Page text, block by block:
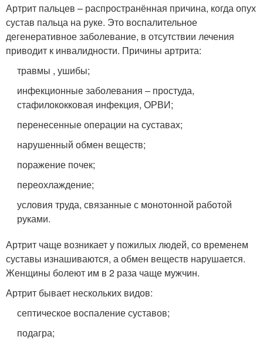
Артрит пальцев – распространённая причина, когда опух
сустав пальца на руке. Это воспалительное
дегенеративное заболевание, в отсутствии лечения
приводит к инвалидности. Причины артрита:
травмы , ушибы;
инфекционные заболевания – простуда,
стафилококковая инфекция, ОРВИ;
перенесенные операции на суставах;
нарушенный обмен веществ;
поражение почек;
переохлаждение;
условия труда, связанные с монотонной работой
руками.
Артрит чаще возникает у пожилых людей, со временем
суставы изнашиваются, а обмен веществ нарушается.
Женщины болеют им в 2 раза чаще мужчин.
Артрит бывает нескольких видов:
септическое воспаление суставов;
подагра;